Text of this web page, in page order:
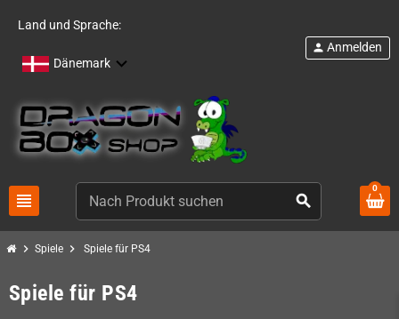
Land und Sprache:
Dänemark
view_headline search
person Anmelden
0
chevron_right Spiele chevron_right Spiele für PS4
Spiele für PS4